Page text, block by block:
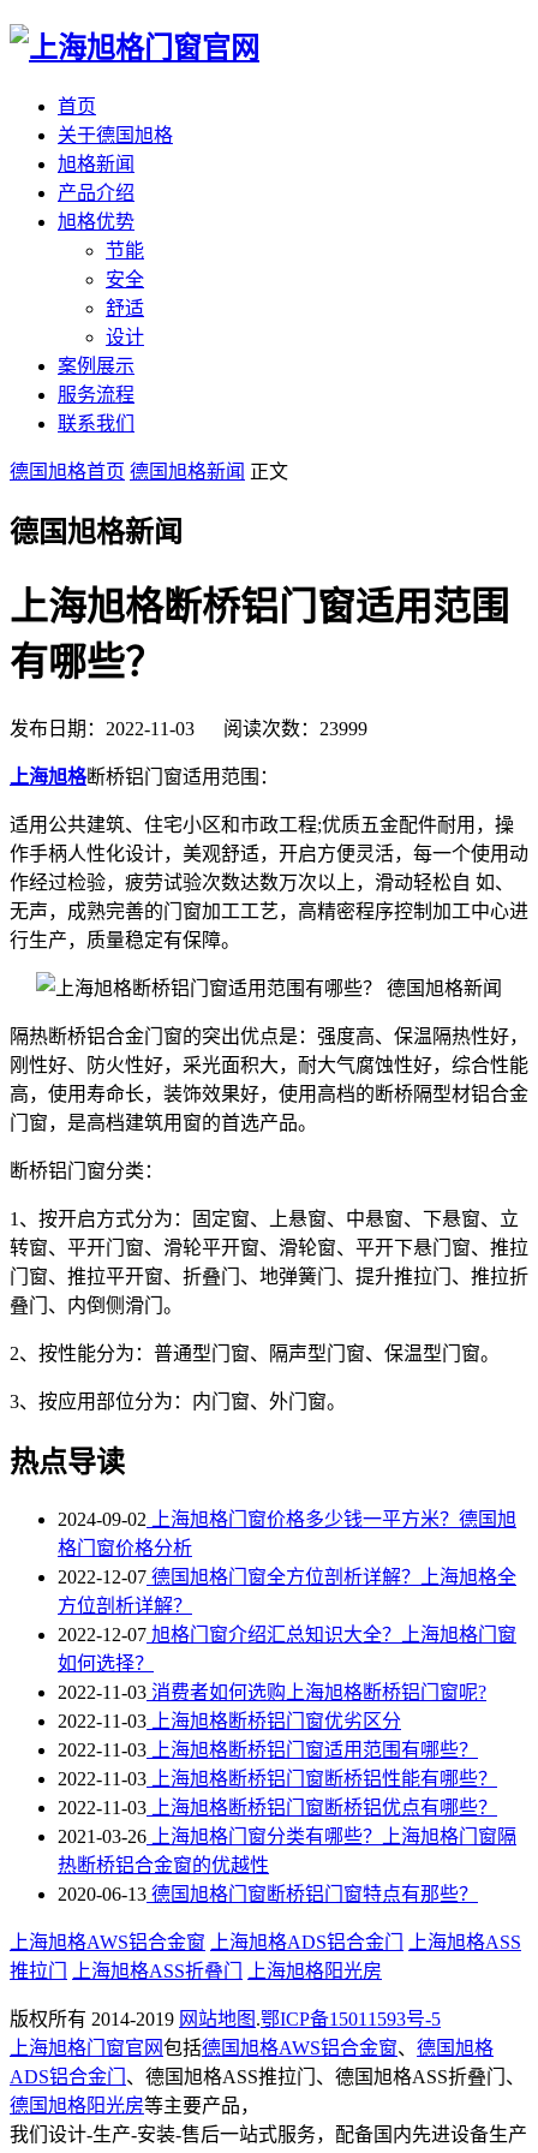
首页
关于德国旭格
旭格新闻
产品介绍
旭格优势
节能
安全
舒适
设计
案例展示
服务流程
联系我们
德国旭格首页 德国旭格新闻 正文
德国旭格新闻
上海旭格​断桥铝门窗适用范围
有哪些？
发布日期：2022-11-03 阅读次数：23999
上海旭格断桥铝门窗适用范围：
适用公共建筑、住宅小区和市政工程;优质五金配件耐用，操
作手柄人性化设计，美观舒适，开启方便灵活，每一个使用动
作经过检验，疲劳试验次数达数万次以上，滑动轻松自 如、
无声，成熟完善的门窗加工工艺，高精密程序控制加工中心进
行生产，质量稳定有保障。
隔热断桥铝合金门窗的突出优点是：强度高、保温隔热性好，
刚性好、防火性好，采光面积大，耐大气腐蚀性好，综合性能
高，使用寿命长，装饰效果好，使用高档的断桥隔型材铝合金
门窗，是高档建筑用窗的首选产品。
断桥铝门窗分类：
1、按开启方式分为：固定窗、上悬窗、中悬窗、下悬窗、立
转窗、平开门窗、滑轮平开窗、滑轮窗、平开下悬门窗、推拉
门窗、推拉平开窗、折叠门、地弹簧门、提升推拉门、推拉折
叠门、内倒侧滑门。
2、按性能分为：普通型门窗、隔声型门窗、保温型门窗。
3、按应用部位分为：内门窗、外门窗。
热点导读
2024-09-02 上海旭格门窗价格多少钱一平方米？德国旭
格门窗价格分析
2022-12-07 德国旭格门窗全方位剖析详解？上海旭格全
方位剖析详解？
2022-12-07 旭格门窗介绍汇总知识大全？上海旭格门窗
如何选择？
2022-11-03 消费者如何选购上海旭格断桥铝门窗呢?
2022-11-03 上海旭格断桥铝门窗优劣区分
2022-11-03 上海旭格​断桥铝门窗适用范围有哪些？
2022-11-03 上海旭格断桥铝门窗断桥铝性能有哪些？
2022-11-03 上海旭格断桥铝门窗断桥铝优点有哪些？
2021-03-26 上海旭格门窗分类有哪些？上海旭格门窗隔
热断桥铝合金窗的优越性
2020-06-13 德国旭格门窗断桥铝门窗特点有那些？
上海旭格AWS铝合金窗 上海旭格ADS铝合金门
上海旭格ASS
推拉门
上海旭格ASS折叠门 上海旭格阳光房
版权所有 2014-2019 网站地图 .鄂ICP备15011593号-5
上海旭格门窗官网包括德国旭格AWS铝合金窗、 德国旭格
ADS铝合金门 、德国旭格ASS推拉门、德国旭格ASS折叠门、
德国旭格阳光房等主要产品，
我们设计-生产-安装-售后一站式服务，配备国内先进设备生产